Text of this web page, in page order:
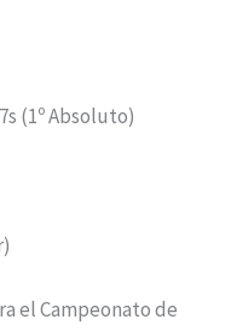
(1º Absoluto)
el Campeonato de